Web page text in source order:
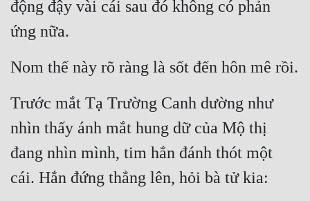
Võng Du
Xuyên Sách
Xuyên Thư
Điền Văn
động đậy vài cái sau đó không có phản
ứng nữa.
Nom thế này rõ ràng là sốt đến hôn mê rồi.
Trước mắt Tạ Trường Canh dường như
nhìn thấy ánh mắt hung dữ của Mộ thị
đang nhìn mình, tim hắn đánh thót một
cái. Hắn đứng thẳng lên, hỏi bà tử kia: